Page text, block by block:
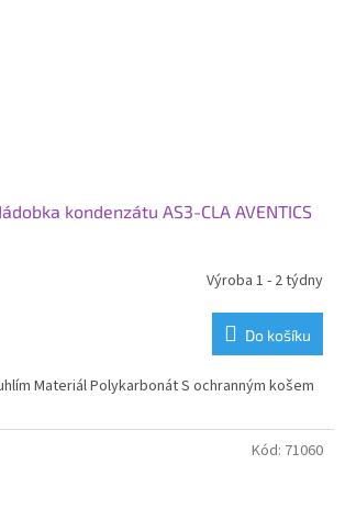
kondenzátu AS3-CLA AVENTICS
Výroba 1 - 2 týdny
Do košíku
Materiál Polykarbonát S ochranným košem
Kód: 71060